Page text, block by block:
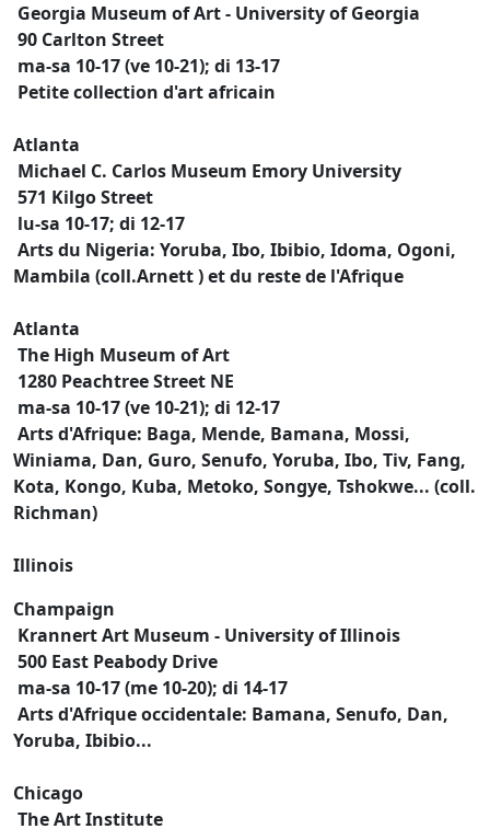
Georgia Museum of Art - University of Georgia
90 Carlton Street
ma-sa 10-17 (ve 10-21); di 13-17
Petite collection d'art africain
Atlanta
Michael C. Carlos Museum Emory University
571 Kilgo Street
lu-sa 10-17; di 12-17
Arts du Nigeria: Yoruba, Ibo, Ibibio, Idoma, Ogoni,
Mambila (coll.Arnett ) et du reste de l'Afrique
Atlanta
The High Museum of Art
1280 Peachtree Street NE
ma-sa 10-17 (ve 10-21); di 12-17
Arts d'Afrique: Baga, Mende, Bamana, Mossi,
Winiama, Dan, Guro, Senufo, Yoruba, Ibo, Tiv, Fang,
Kota, Kongo, Kuba, Metoko, Songye, Tshokwe... (coll.
Richman)
Illinois
Champaign
Krannert Art Museum - University of Illinois
500 East Peabody Drive
ma-sa 10-17 (me 10-20); di 14-17
Arts d'Afrique occidentale: Bamana, Senufo, Dan,
Yoruba, Ibibio...
Chicago
The Art Institute